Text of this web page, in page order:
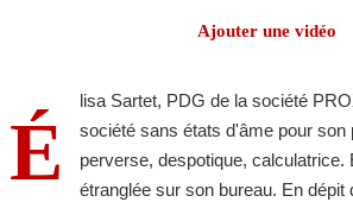
Ajouter une vidéo
É
lisa Sartet, PDG de la société
société sans états d'âme pour son
perverse, despotique, calculatrice.
étranglée sur son bureau. En dépit